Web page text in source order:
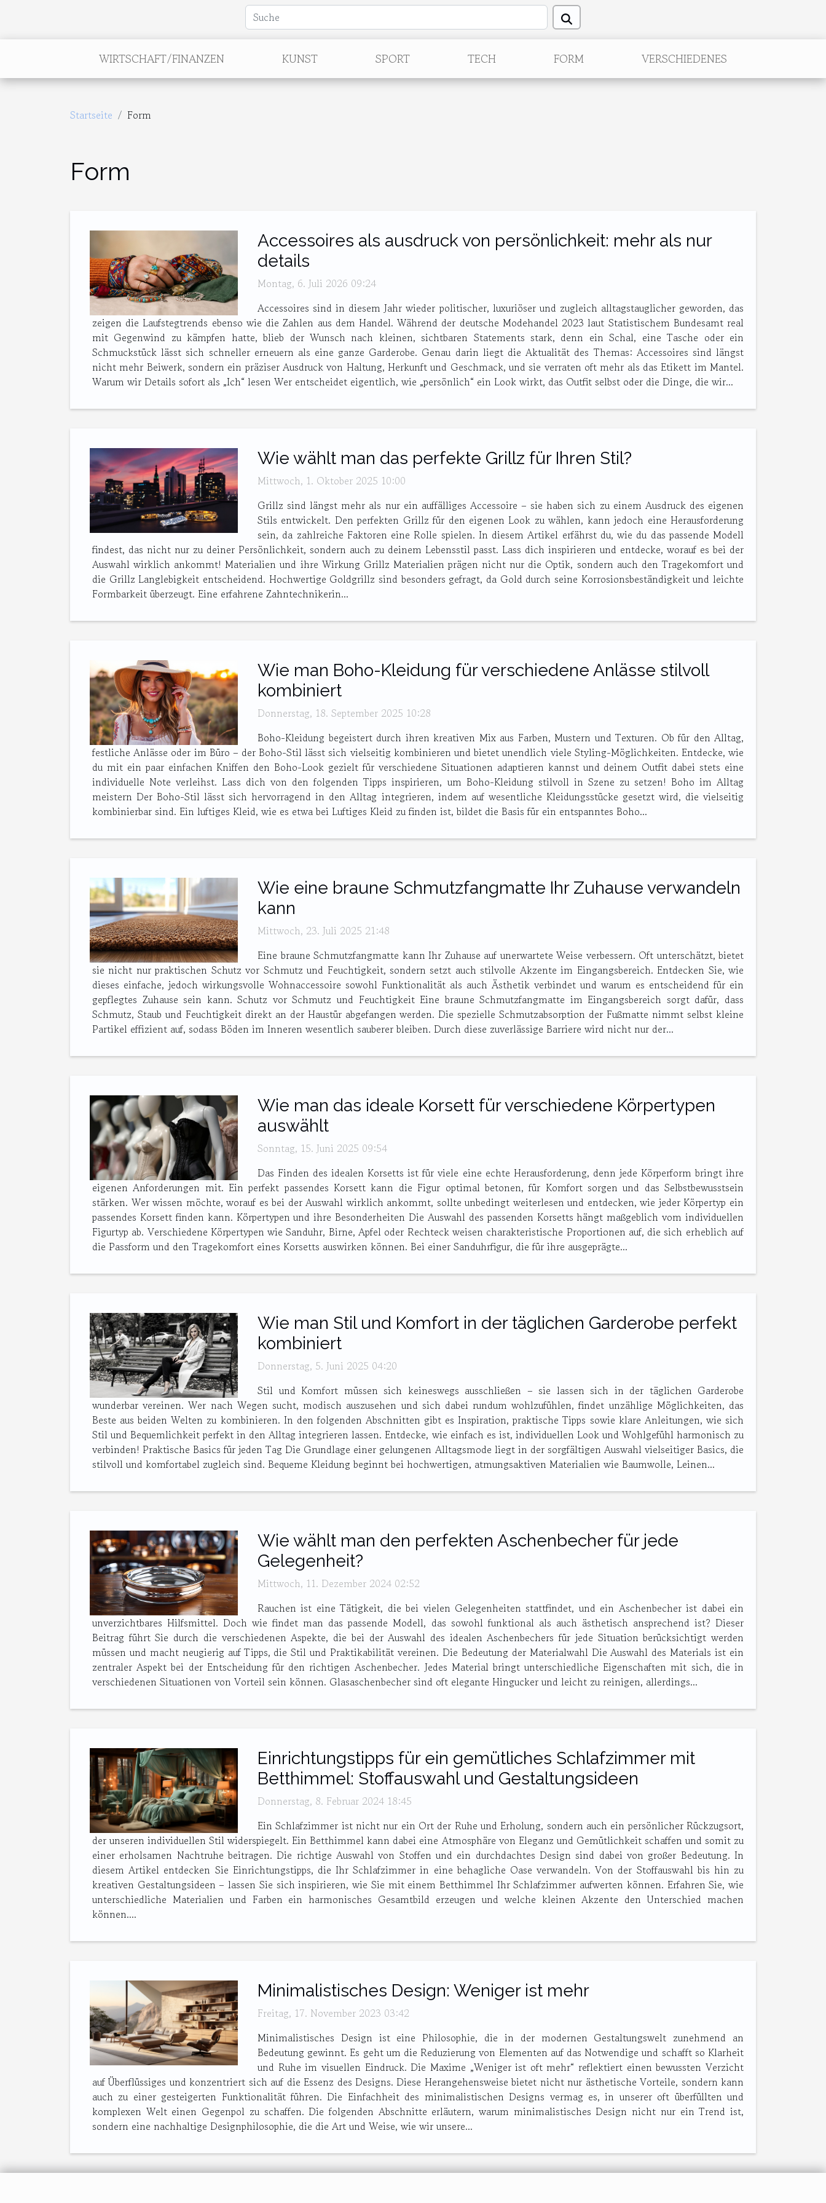
WIRTSCHAFT/FINANZEN KUNST SPORT TECH FORM VERSCHIEDENES
Startseite Form
Form
Accessoires als ausdruck von persönlichkeit: mehr als nur
details
Montag, 6. Juli 2026 09:24
Accessoires sind in diesem Jahr wieder politischer, luxuriöser und zugleich alltagstauglicher geworden, das
zeigen die Laufstegtrends ebenso wie die Zahlen aus dem Handel. Während der deutsche Modehandel 2023 laut Statistischem Bundesamt real
mit Gegenwind zu kämpfen hatte, blieb der Wunsch nach kleinen, sichtbaren Statements stark, denn ein Schal, eine Tasche oder ein
Schmuckstück lässt sich schneller erneuern als eine ganze Garderobe. Genau darin liegt die Aktualität des Themas: Accessoires sind längst
nicht mehr Beiwerk, sondern ein präziser Ausdruck von Haltung, Herkunft und Geschmack, und sie verraten oft mehr als das Etikett im Mantel.
Warum wir Details sofort als „Ich“ lesen Wer entscheidet eigentlich, wie „persönlich“ ein Look wirkt, das Outfit selbst oder die Dinge, die wir...
Wie wählt man das perfekte Grillz für Ihren Stil?
Mittwoch, 1. Oktober 2025 10:00
Grillz sind längst mehr als nur ein auffälliges Accessoire – sie haben sich zu einem Ausdruck des eigenen
Stils entwickelt. Den perfekten Grillz für den eigenen Look zu wählen, kann jedoch eine Herausforderung
sein, da zahlreiche Faktoren eine Rolle spielen. In diesem Artikel erfährst du, wie du das passende Modell
findest, das nicht nur zu deiner Persönlichkeit, sondern auch zu deinem Lebensstil passt. Lass dich inspirieren und entdecke, worauf es bei der
Auswahl wirklich ankommt! Materialien und ihre Wirkung Grillz Materialien prägen nicht nur die Optik, sondern auch den Tragekomfort und
die Grillz Langlebigkeit entscheidend. Hochwertige Goldgrillz sind besonders gefragt, da Gold durch seine Korrosionsbeständigkeit und leichte
Formbarkeit überzeugt. Eine erfahrene Zahntechnikerin...
Wie man Boho-Kleidung für verschiedene Anlässe stilvoll
kombiniert
Donnerstag, 18. September 2025 10:28
Boho-Kleidung begeistert durch ihren kreativen Mix aus Farben, Mustern und Texturen. Ob für den Alltag,
festliche Anlässe oder im Büro – der Boho-Stil lässt sich vielseitig kombinieren und bietet unendlich viele Styling-Möglichkeiten. Entdecke, wie
du mit ein paar einfachen Kniffen den Boho-Look gezielt für verschiedene Situationen adaptieren kannst und deinem Outfit dabei stets eine
individuelle Note verleihst. Lass dich von den folgenden Tipps inspirieren, um Boho-Kleidung stilvoll in Szene zu setzen! Boho im Alltag
meistern Der Boho-Stil lässt sich hervorragend in den Alltag integrieren, indem auf wesentliche Kleidungsstücke gesetzt wird, die vielseitig
kombinierbar sind. Ein luftiges Kleid, wie es etwa bei Luftiges Kleid zu finden ist, bildet die Basis für ein entspanntes Boho...
Wie eine braune Schmutzfangmatte Ihr Zuhause verwandeln
kann
Mittwoch, 23. Juli 2025 21:48
Eine braune Schmutzfangmatte kann Ihr Zuhause auf unerwartete Weise verbessern. Oft unterschätzt, bietet
sie nicht nur praktischen Schutz vor Schmutz und Feuchtigkeit, sondern setzt auch stilvolle Akzente im Eingangsbereich. Entdecken Sie, wie
dieses einfache, jedoch wirkungsvolle Wohnaccessoire sowohl Funktionalität als auch Ästhetik verbindet und warum es entscheidend für ein
gepflegtes Zuhause sein kann. Schutz vor Schmutz und Feuchtigkeit Eine braune Schmutzfangmatte im Eingangsbereich sorgt dafür, dass
Schmutz, Staub und Feuchtigkeit direkt an der Haustür abgefangen werden. Die spezielle Schmutzabsorption der Fußmatte nimmt selbst kleine
Partikel effizient auf, sodass Böden im Inneren wesentlich sauberer bleiben. Durch diese zuverlässige Barriere wird nicht nur der...
Wie man das ideale Korsett für verschiedene Körpertypen
auswählt
Sonntag, 15. Juni 2025 09:54
Das Finden des idealen Korsetts ist für viele eine echte Herausforderung, denn jede Körperform bringt ihre
eigenen Anforderungen mit. Ein perfekt passendes Korsett kann die Figur optimal betonen, für Komfort sorgen und das Selbstbewusstsein
stärken. Wer wissen möchte, worauf es bei der Auswahl wirklich ankommt, sollte unbedingt weiterlesen und entdecken, wie jeder Körpertyp ein
passendes Korsett finden kann. Körpertypen und ihre Besonderheiten Die Auswahl des passenden Korsetts hängt maßgeblich vom individuellen
Figurtyp ab. Verschiedene Körpertypen wie Sanduhr, Birne, Apfel oder Rechteck weisen charakteristische Proportionen auf, die sich erheblich auf
die Passform und den Tragekomfort eines Korsetts auswirken können. Bei einer Sanduhrfigur, die für ihre ausgeprägte...
Wie man Stil und Komfort in der täglichen Garderobe perfekt
kombiniert
Donnerstag, 5. Juni 2025 04:20
Stil und Komfort müssen sich keineswegs ausschließen – sie lassen sich in der täglichen Garderobe
wunderbar vereinen. Wer nach Wegen sucht, modisch auszusehen und sich dabei rundum wohlzufühlen, findet unzählige Möglichkeiten, das
Beste aus beiden Welten zu kombinieren. In den folgenden Abschnitten gibt es Inspiration, praktische Tipps sowie klare Anleitungen, wie sich
Stil und Bequemlichkeit perfekt in den Alltag integrieren lassen. Entdecke, wie einfach es ist, individuellen Look und Wohlgefühl harmonisch zu
verbinden! Praktische Basics für jeden Tag Die Grundlage einer gelungenen Alltagsmode liegt in der sorgfältigen Auswahl vielseitiger Basics, die
stilvoll und komfortabel zugleich sind. Bequeme Kleidung beginnt bei hochwertigen, atmungsaktiven Materialien wie Baumwolle, Leinen...
Wie wählt man den perfekten Aschenbecher für jede
Gelegenheit?
Mittwoch, 11. Dezember 2024 02:52
Rauchen ist eine Tätigkeit, die bei vielen Gelegenheiten stattfindet, und ein Aschenbecher ist dabei ein
unverzichtbares Hilfsmittel. Doch wie findet man das passende Modell, das sowohl funktional als auch ästhetisch ansprechend ist? Dieser
Beitrag führt Sie durch die verschiedenen Aspekte, die bei der Auswahl des idealen Aschenbechers für jede Situation berücksichtigt werden
müssen und macht neugierig auf Tipps, die Stil und Praktikabilität vereinen. Die Bedeutung der Materialwahl Die Auswahl des Materials ist ein
zentraler Aspekt bei der Entscheidung für den richtigen Aschenbecher. Jedes Material bringt unterschiedliche Eigenschaften mit sich, die in
verschiedenen Situationen von Vorteil sein können. Glasaschenbecher sind oft elegante Hingucker und leicht zu reinigen, allerdings...
Einrichtungstipps für ein gemütliches Schlafzimmer mit
Betthimmel: Stoffauswahl und Gestaltungsideen
Donnerstag, 8. Februar 2024 18:45
Ein Schlafzimmer ist nicht nur ein Ort der Ruhe und Erholung, sondern auch ein persönlicher Rückzugsort,
der unseren individuellen Stil widerspiegelt. Ein Betthimmel kann dabei eine Atmosphäre von Eleganz und Gemütlichkeit schaffen und somit zu
einer erholsamen Nachtruhe beitragen. Die richtige Auswahl von Stoffen und ein durchdachtes Design sind dabei von großer Bedeutung. In
diesem Artikel entdecken Sie Einrichtungstipps, die Ihr Schlafzimmer in eine behagliche Oase verwandeln. Von der Stoffauswahl bis hin zu
kreativen Gestaltungsideen – lassen Sie sich inspirieren, wie Sie mit einem Betthimmel Ihr Schlafzimmer aufwerten können. Erfahren Sie, wie
unterschiedliche Materialien und Farben ein harmonisches Gesamtbild erzeugen und welche kleinen Akzente den Unterschied machen
können....
Minimalistisches Design: Weniger ist mehr
Freitag, 17. November 2023 03:42
Minimalistisches Design ist eine Philosophie, die in der modernen Gestaltungswelt zunehmend an
Bedeutung gewinnt. Es geht um die Reduzierung von Elementen auf das Notwendige und schafft so Klarheit
und Ruhe im visuellen Eindruck. Die Maxime „Weniger ist oft mehr“ reflektiert einen bewussten Verzicht
auf Überflüssiges und konzentriert sich auf die Essenz des Designs. Diese Herangehensweise bietet nicht nur ästhetische Vorteile, sondern kann
auch zu einer gesteigerten Funktionalität führen. Die Einfachheit des minimalistischen Designs vermag es, in unserer oft überfüllten und
komplexen Welt einen Gegenpol zu schaffen. Die folgenden Abschnitte erläutern, warum minimalistisches Design nicht nur ein Trend ist,
sondern eine nachhaltige Designphilosophie, die die Art und Weise, wie wir unsere...